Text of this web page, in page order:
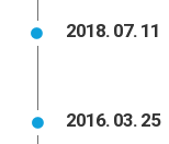
2018. 07. 11
2016. 03. 25